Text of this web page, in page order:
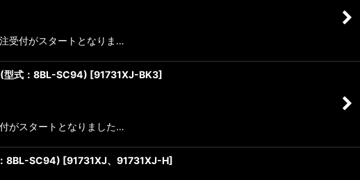
受付がスタートとなりま…
(型式：8BL-SC94) [91731XJ-BK3]
がスタートとなりました…
8BL-SC94) [91731XJ、91731XJ-H]